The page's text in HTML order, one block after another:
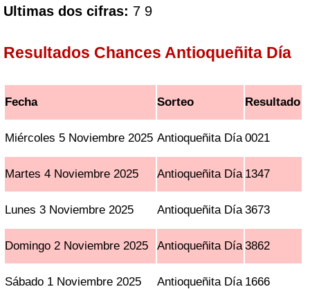
Ultimas dos cifras: 7 9
Resultados Chances Antioqueñita Día
Fecha Sorteo Resultado
Miércoles 5 Noviembre 2025 Antioqueñita Día 0021
Martes 4 Noviembre 2025 Antioqueñita Día 1347
Lunes 3 Noviembre 2025 Antioqueñita Día 3673
Domingo 2 Noviembre 2025 Antioqueñita Día 3862
Sábado 1 Noviembre 2025 Antioqueñita Día 1666